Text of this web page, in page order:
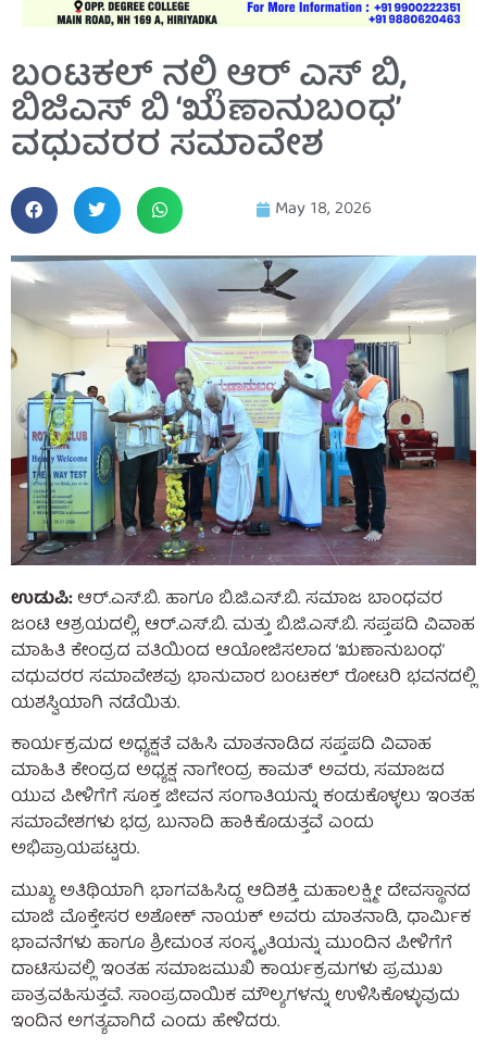
ಬಂಟಕಲ್ ನಲ್ಲಿ ಆರ್ ಎಸ್ ಬಿ,
ಬಿಜಿಎಸ್ ಬಿ ‘ಋಣಾನುಬಂಧ’
ವಧುವರರ ಸಮಾವೇಶ
May 18, 2026
ಉಡುಪಿ:ಆರ್.ಎಸ್.ಬಿ. ಹಾಗೂ ಬಿ.ಜಿ.ಎಸ್.ಬಿ. ಸಮಾಜ ಬಾಂಧವರ
ಜಂಟಿ ಆಶ್ರಯದಲ್ಲಿ, ಆರ್.ಎಸ್.ಬಿ. ಮತ್ತು ಬಿ.ಜಿ.ಎಸ್.ಬಿ. ಸಪ್ತಪದಿ ವಿವಾಹ
ಮಾಹಿತಿ ಕೇಂದ್ರದ ವತಿಯಿಂದ ಆಯೋಜಿಸಲಾದ ‘ಋಣಾನುಬಂಧ’
ವಧುವರರ ಸಮಾವೇಶವು ಭಾನುವಾರ ಬಂಟಕಲ್ ರೋಟರಿ ಭವನದಲ್ಲಿ
ಯಶಸ್ವಿಯಾಗಿ ನಡೆಯಿತು.
ಕಾರ್ಯಕ್ರಮದ ಅಧ್ಯಕ್ಷತೆ ವಹಿಸಿ ಮಾತನಾಡಿದ ಸಪ್ತಪದಿ ವಿವಾಹ
ಮಾಹಿತಿ ಕೇಂದ್ರದ ಅಧ್ಯಕ್ಷ ನಾಗೇಂದ್ರ ಕಾಮತ್ ಅವರು, ಸಮಾಜದ
ಯುವ ಪೀಳಿಗೆಗೆ ಸೂಕ್ತ ಜೀವನ ಸಂಗಾತಿಯನ್ನು ಕಂಡುಕೊಳ್ಳಲು ಇಂತಹ
ಸಮಾವೇಶಗಳು ಭದ್ರ ಬುನಾದಿ ಹಾಕಿಕೊಡುತ್ತವೆ ಎಂದು
ಅಭಿಪ್ರಾಯಪಟ್ಟರು.
ಮುಖ್ಯ ಅತಿಥಿಯಾಗಿ ಭಾಗವಹಿಸಿದ್ದ ಆದಿಶಕ್ತಿ ಮಹಾಲಕ್ಷ್ಮೀ ದೇವಸ್ಥಾನದ
ಮಾಜಿ ಮೊಕ್ತೇಸರ ಅಶೋಕ್ ನಾಯಕ್ ಅವರು ಮಾತನಾಡಿ, ಧಾರ್ಮಿಕ
ಭಾವನೆಗಳು ಹಾಗೂ ಶ್ರೀಮಂತ ಸಂಸ್ಕೃತಿಯನ್ನು ಮುಂದಿನ ಪೀಳಿಗೆಗೆ
ದಾಟಿಸುವಲ್ಲಿ ಇಂತಹ ಸಮಾಜಮುಖಿ ಕಾರ್ಯಕ್ರಮಗಳು ಪ್ರಮುಖ
ಪಾತ್ರವಹಿಸುತ್ತವೆ. ಸಾಂಪ್ರದಾಯಿಕ ಮೌಲ್ಯಗಳನ್ನು ಉಳಿಸಿಕೊಳ್ಳುವುದು
ಇಂದಿನ ಅಗತ್ಯವಾಗಿದೆ ಎಂದು ಹೇಳಿದರು.